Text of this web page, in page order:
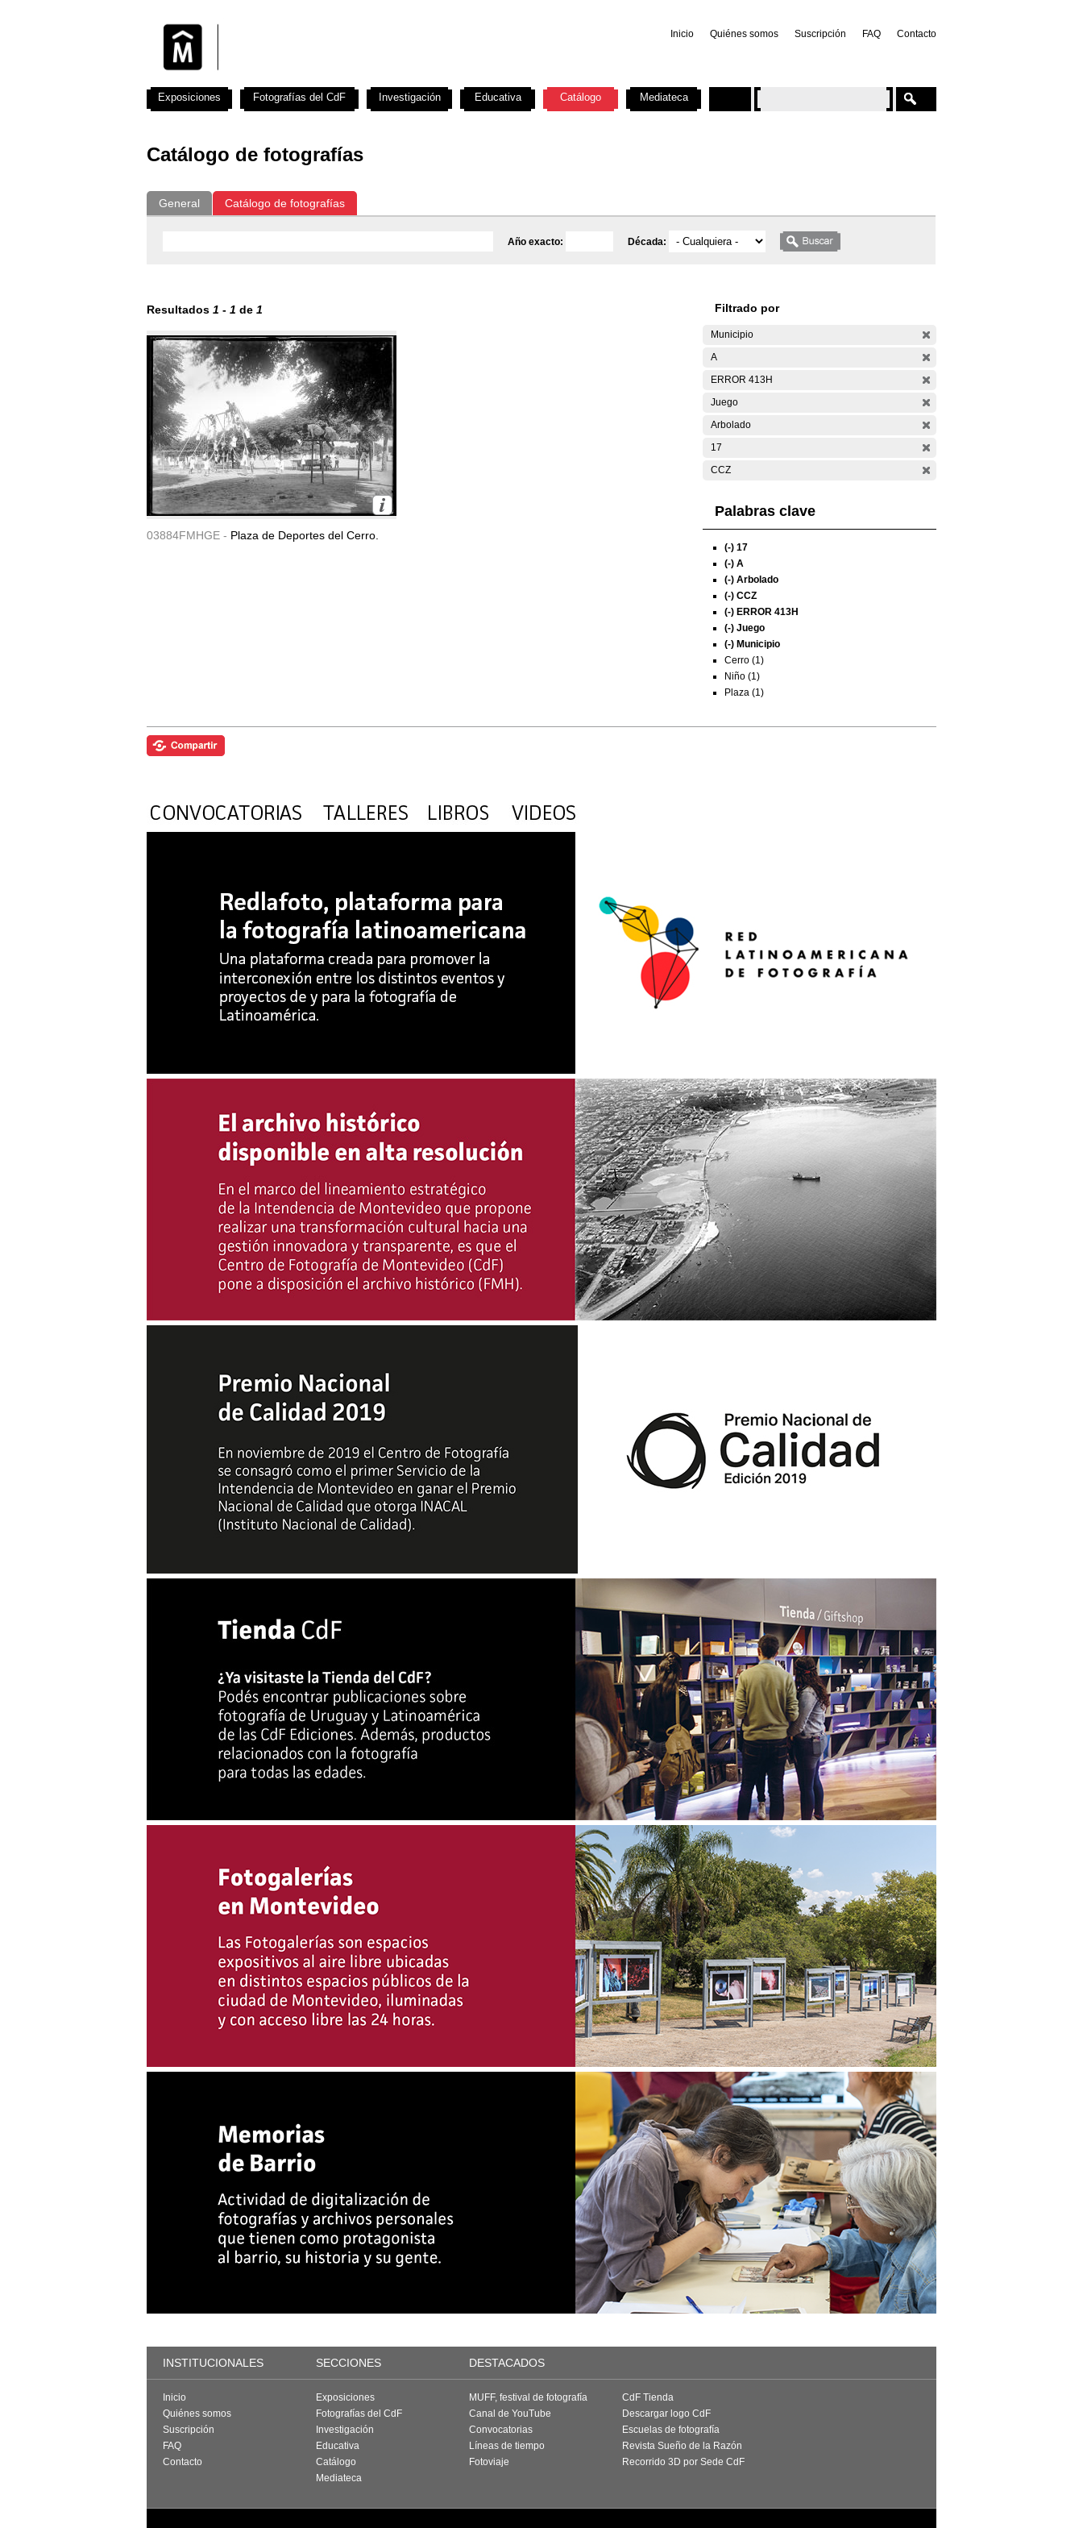
Inicio Quiénes somos Suscripción FAQ Contacto
Catálogo de fotografías
General Catálogo de fotografías
Año exacto: Década:
Resultados 1 - 1 de 1
03884FMHGE - Plaza de Deportes del Cerro.
Filtrado por
Municipio
A
ERROR 413H
Juego
Arbolado
17
CCZ
Palabras clave
(-) 17
(-) A
(-) Arbolado
(-) CCZ
(-) ERROR 413H
(-) Juego
(-) Municipio
Cerro (1)
Niño (1)
Plaza (1)
Exposiciones Fotografías del CdF Investigación Educativa Catálogo Mediateca
INSTITUCIONALES SECCIONES DESTACADOS
Inicio
Quiénes somos
Suscripción
FAQ
Contacto
Exposiciones
Fotografías del CdF
Investigación
Educativa
Catálogo
Mediateca
MUFF, festival de fotografía
Canal de YouTube
Convocatorias
Líneas de tiempo
Fotoviaje
CdF Tienda
Descargar logo CdF
Escuelas de fotografía
Revista Sueño de la Razón
Recorrido 3D por Sede CdF